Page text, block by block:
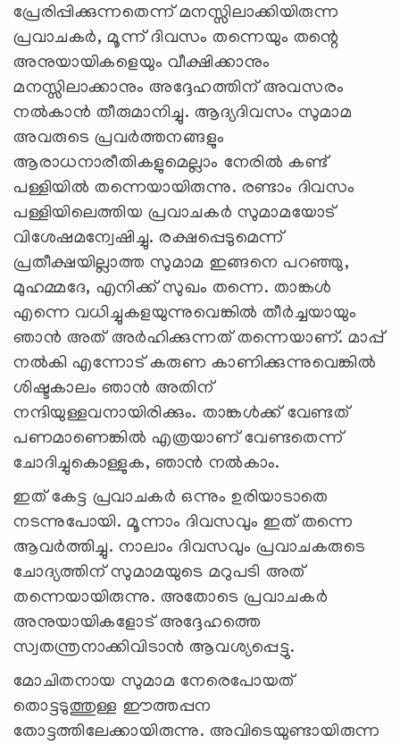
പ്രേരിപ്പിക്കുന്നതെന്ന് മനസ്സിലാക്കിയിരുന്ന
പ്രവാചകര്‍, മൂന്ന് ദിവസം തന്നെയും തന്റെ
അനുയായികളെയും വീക്ഷിക്കാനും
മനസ്സിലാക്കാനും അദ്ദേഹത്തിന് അവസരം
നല്‍കാന്‍ തീരുമാനിച്ചു. ആദ്യദിവസം സുമാമ
അവരുടെ പ്രവര്‍ത്തനങ്ങളും
ആരാധനാരീതികളുമെല്ലാം നേരില്‍ കണ്ട്
പള്ളിയില്‍ തന്നെയായിരുന്നു. രണ്ടാം ദിവസം
പള്ളിയിലെത്തിയ പ്രവാചകര്‍ സുമാമയോട്
വിശേഷമന്വേഷിച്ചു. രക്ഷപ്പെടുമെന്ന്
പ്രതീക്ഷയില്ലാത്ത സുമാമ ഇങ്ങനെ പറഞ്ഞു,
മുഹമ്മദേ, എനിക്ക് സുഖം തന്നെ. താങ്കള്‍
എന്നെ വധിച്ചുകളയുന്നുവെങ്കില്‍ തീര്‍ച്ചയായും
ഞാന്‍ അത് അര്‍ഹിക്കുന്നത് തന്നെയാണ്. മാപ്പ്
നല്‍കി എന്നോട് കരുണ കാണിക്കുന്നുവെങ്കില്‍
ശിഷ്ടകാലം ഞാന്‍ അതിന്
നന്ദിയുള്ളവനായിരിക്കും. താങ്കള്‍ക്ക് വേണ്ടത്
പണമാണെങ്കില്‍ എത്രയാണ് വേണ്ടതെന്ന്
ചോദിച്ചുകൊള്ളുക, ഞാന്‍ നല്‍കാം.
ഇത് കേട്ട പ്രവാചകര്‍ ഒന്നും ഉരിയാടാതെ
നടന്നുപോയി. മൂന്നാം ദിവസവും ഇത് തന്നെ
ആവര്‍ത്തിച്ചു. നാലാം ദിവസവും പ്രവാചകരുടെ
ചോദ്യത്തിന് സുമാമയുടെ മറുപടി അത്
തന്നെയായിരുന്നു. അതോടെ പ്രവാചകര്‍
അനുയായികളോട് അദ്ദേഹത്തെ
സ്വതന്ത്രനാക്കിവിടാന്‍ ആവശ്യപ്പെട്ടു.
മോചിതനായ സുമാമ നേരെപോയത്
തൊട്ടടുത്തുള്ള ഈത്തപ്പന
തോട്ടത്തിലേക്കായിരുന്നു. അവിടെയുണ്ടായിരുന്ന